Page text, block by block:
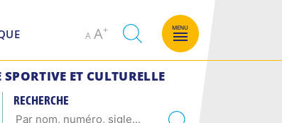
A
Decrease
font
AIncrease
size.
MENU
SPORTIVE ET CULTURELLE
RECHERCHE